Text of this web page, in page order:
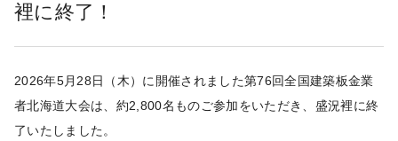
裡に終了！
2026年5月28日（木）に開催されました第76回全国建築板金業
者北海道大会は、約2,800名ものご参加をいただき、盛況裡に終
了いたしました。